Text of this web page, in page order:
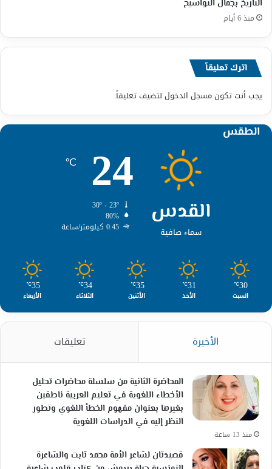
التاريخ بجمال التواشيح
منذ 6 أيام
اترك تعليقاً
يجب أنت تكونمسجل الدخول لتضيف تعليقاً.
الطقس
القدس
سماء صافية
24
℃
80%
0.45 كيلومتر/ساعة
30
℃
السبت
31
℃
الأحد
35
℃
الأثنين
34
℃
الثلاثاء
35
℃
الأربعاء
الأخيرة تعليقات
المحاضرة الثانية من سلسلة محاضرات تحليل
الأخطاء اللغوية في تعليم العربية ناطقين
بغيرها بعنوان مفهوم الخطأ اللغوي وتطور
النظر إليه في الدراسات اللغوية
منذ 13 ساعة
قصيدتان لشاعر الأمة محمد ثابت والشاعرة